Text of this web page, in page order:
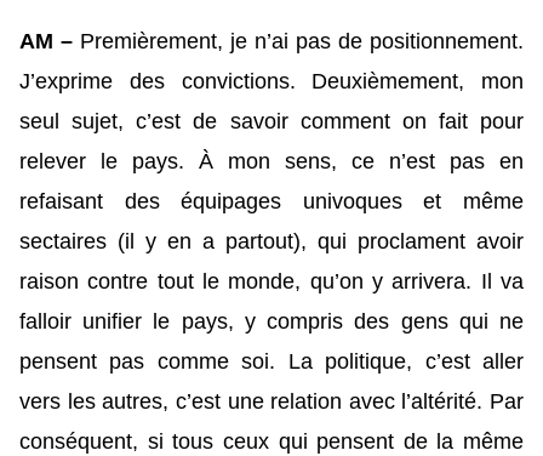
AM – Premièrement, je n’ai pas de positionnement.
J’exprime des convictions. Deuxièmement, mon
seul sujet, c’est de savoir comment on fait pour
relever le pays. À mon sens, ce n’est pas en
refaisant des équipages univoques et même
sectaires (il y en a partout), qui proclament avoir
raison contre tout le monde, qu’on y arrivera. Il va
falloir unifier le pays, y compris des gens qui ne
pensent pas comme soi. La politique, c’est aller
vers les autres, c’est une relation avec l’altérité. Par
conséquent, si tous ceux qui pensent de la même